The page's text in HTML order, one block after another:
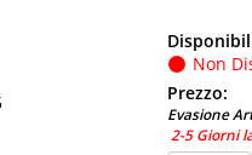
Non
Prezzo:
Evasione
2-5 Giorni